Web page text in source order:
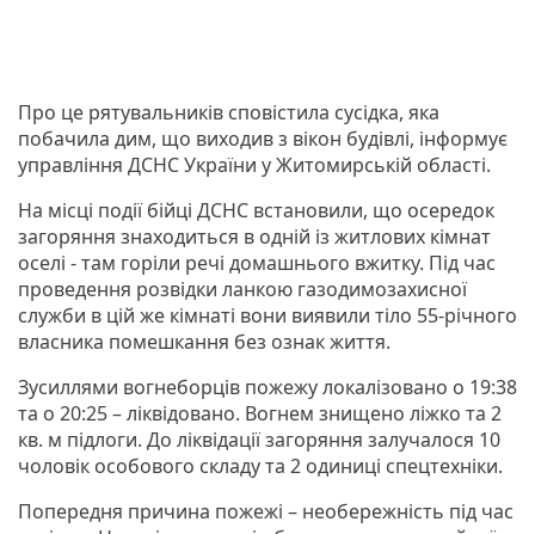
Про це рятувальників сповістила сусідка, яка
побачила дим, що виходив з вікон будівлі, інформує
управління ДСНС України у Житомирській області.
На місці події бійці ДСНС встановили, що осередок
загоряння знаходиться в одній із житлових кімнат
оселі - там горіли речі домашнього вжитку. Під час
проведення розвідки ланкою газодимозахисної
служби в цій же кімнаті вони виявили тіло 55-річного
власника помешкання без ознак життя.
Зусиллями вогнеборців пожежу локалізовано о 19:38
та о 20:25 – ліквідовано. Вогнем знищено ліжко та 2
кв. м підлоги. До ліквідації загоряння залучалося 10
чоловік особового складу та 2 одиниці спецтехніки.
Попередня причина пожежі – необережність під час